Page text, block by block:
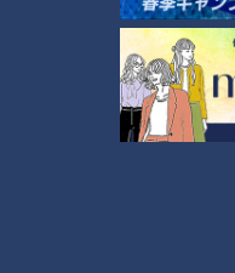
脂質は、身体をつくった
源です。さらに、脂溶性
め、不足するとそれらの
しまいます。すると、ビ
り・シミなどの症状が現